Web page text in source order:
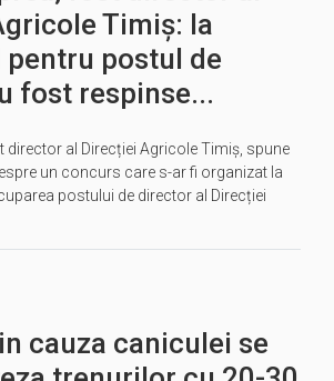
Timiș: la
postul de
fost respinse...
director al Direcției Agricole Timiș, spune
un concurs care s-ar fi organizat la
postului de director al Direcției
cauza caniculei se